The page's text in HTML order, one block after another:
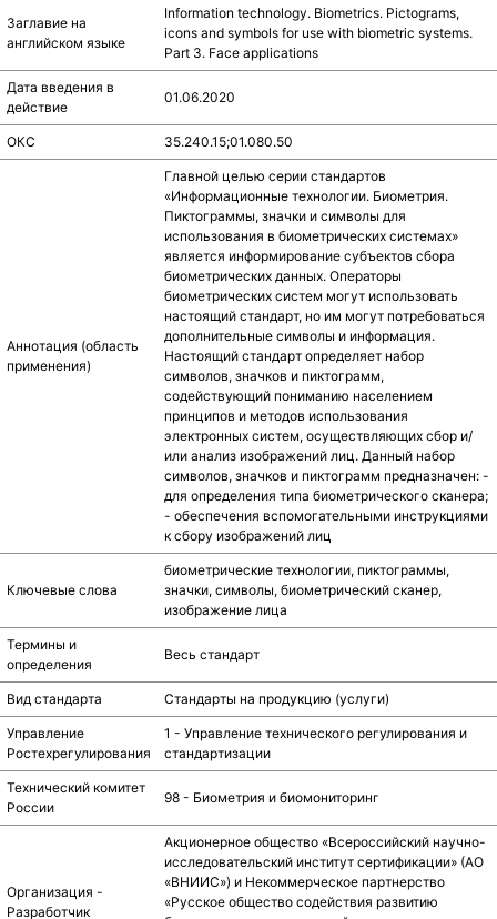
Заглавие на
английском языке
Information technology. Biometrics. Pictograms,
icons and symbols for use with biometric systems.
Part 3. Face applications
Дата введения в
действие
01.06.2020
ОКС 35.240.15;01.080.50
Аннотация (область
применения)
Главной целью серии стандартов
«Информационные технологии. Биометрия.
Пиктограммы, значки и символы для
использования в биометрических системах»
является информирование субъектов сбора
биометрических данных. Операторы
биометрических систем могут использовать
настоящий стандарт, но им могут потребоваться
дополнительные символы и информация.
Настоящий стандарт определяет набор
символов, значков и пиктограмм,
содействующий пониманию населением
принципов и методов использования
электронных систем, осуществляющих сбор и/
или анализ изображений лиц. Данный набор
символов, значков и пиктограмм предназначен: -
для определения типа биометрического сканера;
- обеспечения вспомогательными инструкциями
к сбору изображений лиц
Ключевые слова
биометрические технологии, пиктограммы,
значки, символы, биометрический сканер,
изображение лица
Термины и
определения
Весь стандарт
Вид стандарта Стандарты на продукцию (услуги)
Управление
Ростехрегулирования
1 - Управление технического регулирования и
стандартизации
Технический комитет
России
98 - Биометрия и биомониторинг
Организация -
Разработчик
Акционерное общество «Всероссийский научно-
исследовательский институт сертификации» (АО
«ВНИИС») и Некоммерческое партнерство
«Русское общество содействия развитию